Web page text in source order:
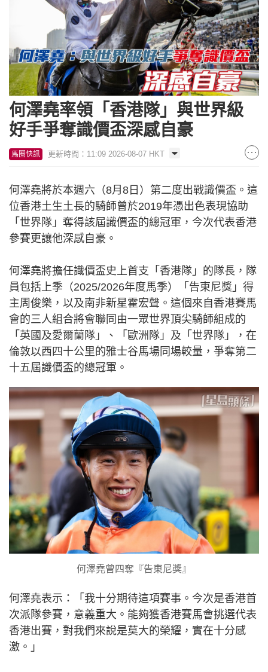
何澤堯率領「香港隊」與世界級
好手爭奪識價盃深感自豪
馬圈快訊 更新時間：11:09 2026-08-07 HKT
何澤堯將於本週六（8月8日）第二度出戰識價盃。這
位香港土生土長的騎師曾於2019年憑出色表現協助
「世界隊」奪得該屆識價盃的總冠軍，今次代表香港
參賽更讓他深感自豪。
何澤堯將擔任識價盃史上首支「香港隊」的隊長，隊
員包括上季（2025/2026年度馬季）「告東尼獎」得
主周俊樂，以及南非新星霍宏聲。這個來自香港賽馬
會的三人組合將會聯同由一眾世界頂尖騎師組成的
「英國及愛爾蘭隊」、「歐洲隊」及「世界隊」，在
倫敦以西四十公里的雅士谷馬場同場較量，爭奪第二
十五屆識價盃的總冠軍。
何澤堯曾四奪『告東尼獎』
何澤堯表示：「我十分期待這項賽事。今次是香港首
次派隊參賽，意義重大。能夠獲香港賽馬會挑選代表
香港出賽，對我們來說是莫大的榮耀，實在十分感
激。」